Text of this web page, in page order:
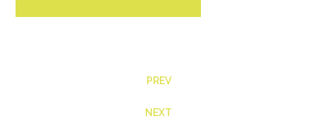
PREV
NEXT